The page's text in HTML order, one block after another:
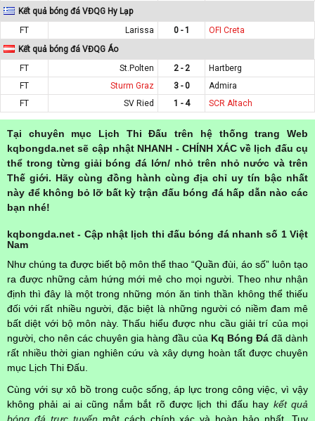
Kết quả bóng đá VĐQG Hy Lạp
FT
Larissa 0 - 1
OFI Creta
Kết quả bóng đá VĐQG Áo
FT
St.Polten 2 - 2
Hartberg
FT
Sturm Graz 3 - 0
Admira
FT
SV Ried 1 - 4 SCR Altach
Tại chuyên mục Lịch Thi Đấu trên hệ thống trang Web
kqbongda.net sẽ cập nhật NHANH - CHÍNH XÁC về lịch đấu cụ
thể trong từng giải bóng đá lớn/ nhỏ trên nhỏ nước và trên
Thế giới. Hãy cùng đồng hành cùng địa chỉ uy tín bậc nhất
này để không bỏ lỡ bất kỳ trận đấu bóng đá hấp dẫn nào các
bạn nhé!
kqbongda.net - Cập nhật lịch thi đấu bóng đá nhanh số 1 Việt
Nam
Như chúng ta được biết bộ môn thể thao “Quần đùi, áo số” luôn tạo
ra được những cảm hứng mới mẻ cho mọi người. Theo như nhận
định thì đây là một trong những món ăn tinh thần không thể thiếu
đối với rất nhiều người, đặc biệt là những người có niềm đam mê
bất diệt với bộ môn này. Thấu hiểu được nhu cầu giải trí của mọi
người, cho nên các chuyên gia hàng đầu của Kq Bóng Đá đã dành
rất nhiều thời gian nghiên cứu và xây dựng hoàn tất được chuyên
mục Lịch Thi Đấu.
Cùng với sự xô bồ trong cuộc sống, áp lực trong công việc, vì vậy
không phải ai ai cũng nắm bắt rõ được lịch thi đấu hay kết quả
bóng đá trực tuyến một cách chính xác và hoàn hảo nhất. Tuy